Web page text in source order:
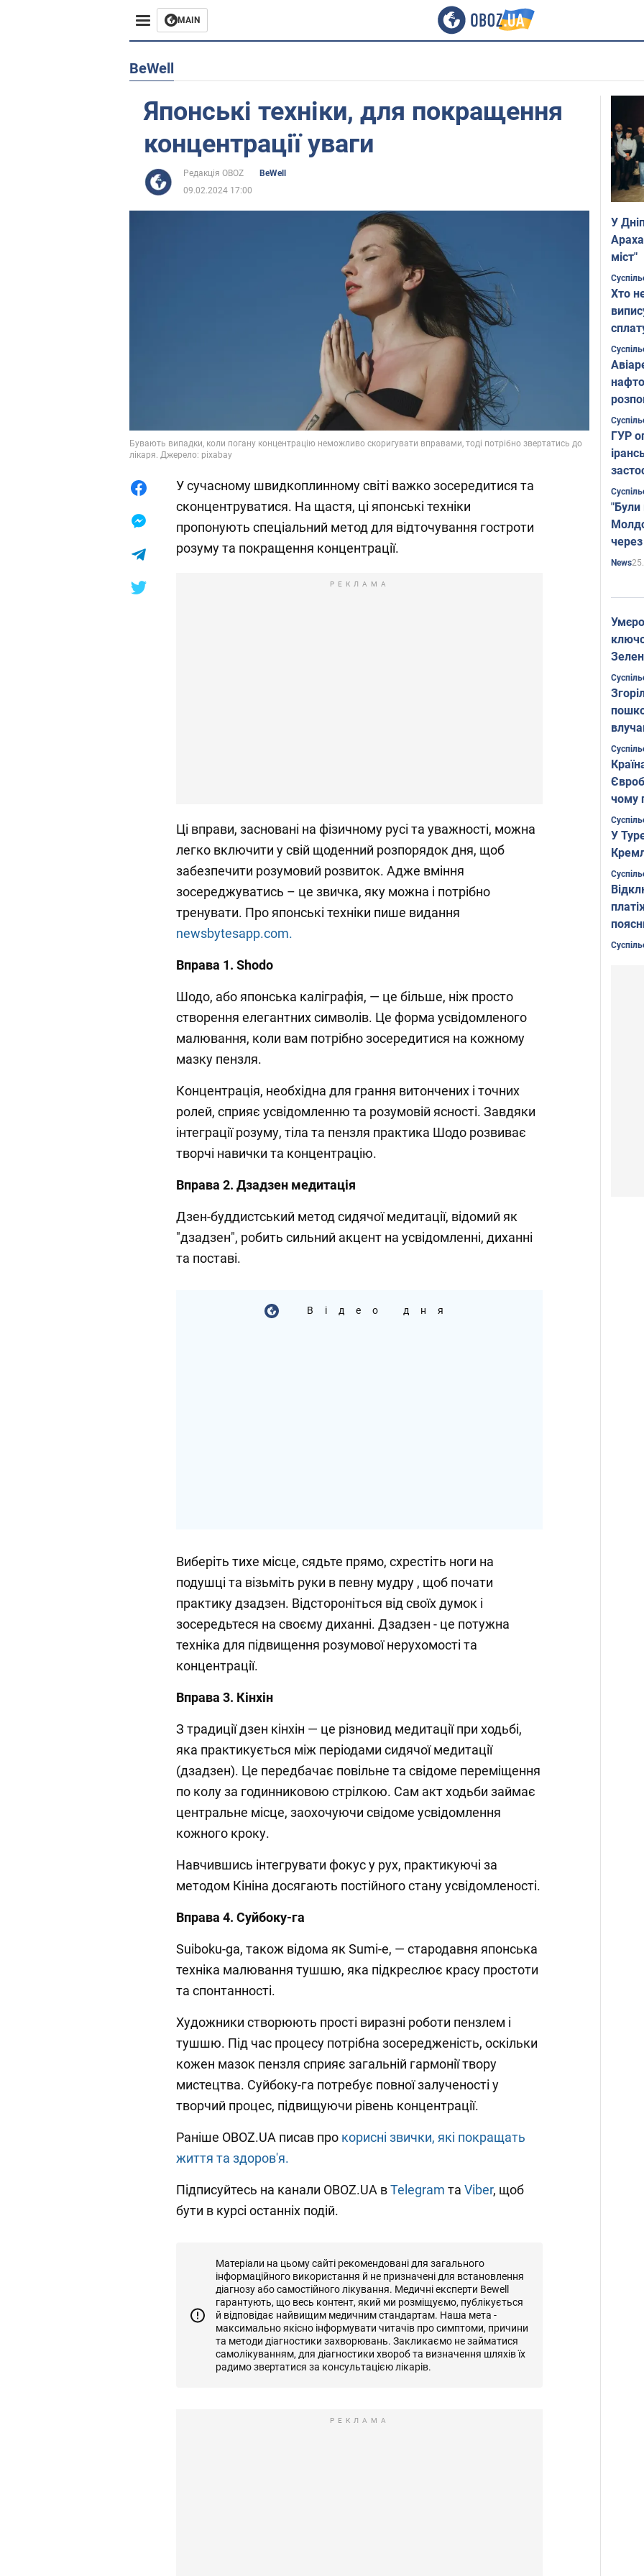
MAIN
Європа
Африка
BeWell
Японські техніки, для покращення
концентрації уваги
Редакція OBOZ
BeWell
09.02.2024 17:00
Бувають випадки, коли погану концентрацію неможливо скоригувати вправами, тоді потрібно звертатись до
лікаря. Джерело: pixabay
У сучасному швидкоплинному світі важко зосередитися та
сконцентруватися. На щастя, ці японські техніки
пропонують спеціальний метод для відточування гостроти
розуму та покращення концентрації.
РЕКЛАМА
Ці вправи, засновані на фізичному русі та уважності, можна
легко включити у свій щоденний розпорядок дня, щоб
забезпечити розумовий розвиток. Адже вміння
зосереджуватись – це звичка, яку можна і потрібно
тренувати. Про японські техніки пише видання
newsbytesapp.com.
Вправа 1. Shodo
Шодо, або японська каліграфія, — це більше, ніж просто
створення елегантних символів. Це форма усвідомленого
малювання, коли вам потрібно зосередитися на кожному
мазку пензля.
Концентрація, необхідна для грання витончених і точних
ролей, сприяє усвідомленню та розумовій ясності. Завдяки
інтеграції розуму, тіла та пензля практика Шодо розвиває
творчі навички та концентрацію.
Вправа 2. Дзадзен медитація
Дзен-буддистський метод сидячої медитації, відомий як
"дзадзен", робить сильний акцент на усвідомленні, диханні
та поставі.
Відео дня
Виберіть тихе місце, сядьте прямо, схрестіть ноги на
подушці та візьміть руки в певну мудру , щоб почати
практику дзадзен. Відстороніться від своїх думок і
зосередьтеся на своєму диханні. Дзадзен - це потужна
техніка для підвищення розумової нерухомості та
концентрації.
Вправа 3. Кінхін
З традиції дзен кінхін — це різновид медитації при ходьбі,
яка практикується між періодами сидячої медитації
(дзадзен). Це передбачає повільне та свідоме переміщення
по колу за годинниковою стрілкою. Сам акт ходьби займає
центральне місце, заохочуючи свідоме усвідомлення
кожного кроку.
Навчившись інтегрувати фокус у рух, практикуючі за
методом Кініна досягають постійного стану усвідомленості.
Вправа 4. Суйбоку-га
Suiboku-ga, також відома як Sumi-e, — стародавня японська
техніка малювання тушшю, яка підкреслює красу простоти
та спонтанності.
Художники створюють прості виразні роботи пензлем і
тушшю. Під час процесу потрібна зосередженість, оскільки
кожен мазок пензля сприяє загальній гармонії твору
мистецтва. Суйбоку-га потребує повної залученості у
творчий процес, підвищуючи рівень концентрації.
Раніше OBOZ.UA писав про корисні звички, які покращать
життя та здоров'я.
Підписуйтесь на канали OBOZ.UA вTelegram та Viber, щоб
бути в курсі останніх подій.
Матеріали на цьому сайті рекомендовані для загального
інформаційного використання й не призначені для встановлення
діагнозу або самостійного лікування. Медичні експерти Bewell
гарантують, що весь контент, який ми розміщуємо, публікується
й відповідає найвищим медичним стандартам. Наша мета -
максимально якісно інформувати читачів про симптоми, причини
та методи діагностики захворювань. Закликаємо не займатися
самолікуванням, для діагностики хвороб та визначення шляхів їх
радимо звертатися за консультацією лікарів.
РЕКЛАМА
У
міст"
Хто
ГУР
"Були
News
Фото
чому
У